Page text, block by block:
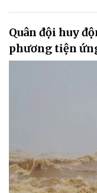
Quân đội huy
phương tiện